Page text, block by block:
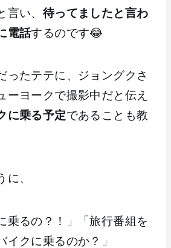
言い、 待ってましたと言わ
電話するのです😂
ったテテに、ジョングクさ
ーヨークで撮影中だと伝え
に乗る予定であることも教
に、
乗るの？！」「旅行番組を
イクに乗るのか？」